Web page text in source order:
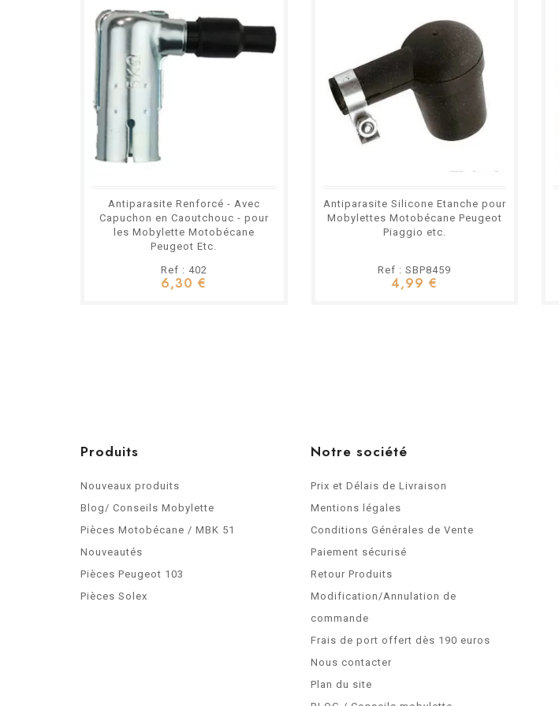
Antiparasite Renforcé - Avec
Capuchon en Caoutchouc - pour
les Mobylette Motobécane
Peugeot Etc.
Ref : 402
6,30 €
Antiparasite Silicone Etanche pour
Mobylettes Motobécane Peugeot
Piaggio etc.
Ref : SBP8459
4,99 €
Produits
Nouveaux produits
Blog/ Conseils Mobylette
Pièces Motobécane / MBK 51
Nouveautés
Pièces Peugeot 103
Pièces Solex
Notre société
Prix et Délais de Livraison
Mentions légales
Conditions Générales de Vente
Paiement sécurisé
Retour Produits
Modification/Annulation de
commande
Frais de port offert dès 190 euros
Nous contacter
Plan du site